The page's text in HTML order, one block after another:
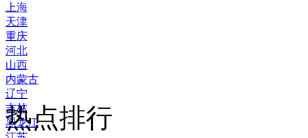
上海
天津
重庆
河北
山西
内蒙古
辽宁
吉林
黑龙江
热点排行